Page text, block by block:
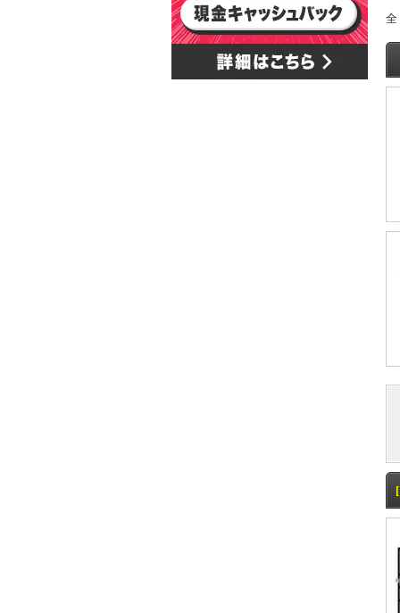
全